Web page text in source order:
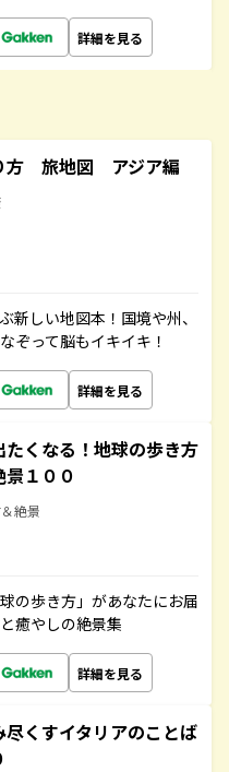
詳細を見る
方 旅地図 アジア編
新しい地図本！国境や州、
ぞって脳もイキイキ！
詳細を見る
くなる！地球の歩き方
１００
絶景
の歩き方」があなたにお届
癒やしの絶景集
詳細を見る
くすイタリアのことば